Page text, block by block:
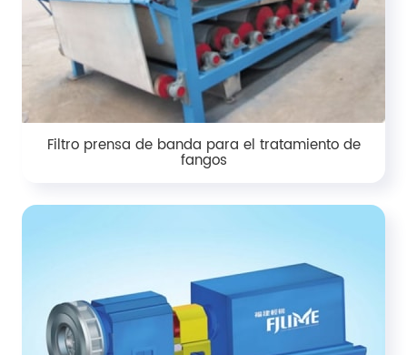
Filtro prensa de banda para el tratamiento de
fangos